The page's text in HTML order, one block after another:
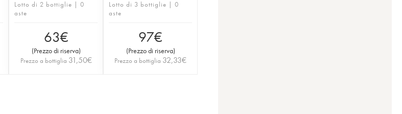
Lotto di 2 bottiglie | 0
aste
63€
(Prezzo di riserva)
Prezzo a bottiglia 31,50€
Lotto di 3 bottiglie | 0
aste
97€
(Prezzo di riserva)
Prezzo a bottiglia 32,33€